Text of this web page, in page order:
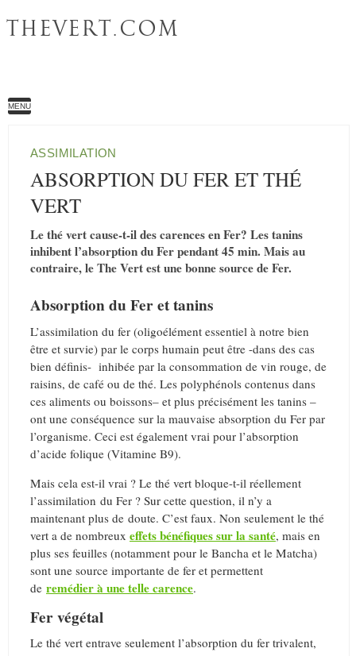
THEVERT.COM
MENU
ASSIMILATION
ABSORPTION DU FER ET THÉ
VERT
Le thé vert cause-t-il des carences en Fer? Les tanins
inhibent l’absorption du Fer pendant 45 min. Mais au
contraire, le The Vert est une bonne source de Fer.
Absorption du Fer et tanins
L’assimilation du fer (oligoélément essentiel à notre bien
être et survie) par le corps humain peut être -dans des cas
bien définis- inhibée par la consommation de vin rouge, de
raisins, de café ou de thé. Les polyphénols contenus dans
ces aliments ou boissons– et plus précisément les tanins –
ont une conséquence sur la mauvaise absorption du Fer par
l’organisme. Ceci est également vrai pour l’absorption
d’acide folique (Vitamine B9).
Mais cela est-il vrai ? Le thé vert bloque-t-il réellement
l’assimilation du Fer ? Sur cette question, il n’y a
maintenant plus de doute. C’est faux. Non seulement le thé
vert a de nombreux effets bénéfiques sur la santé, mais en
plus ses feuilles (notamment pour le Bancha et le Matcha)
sont une source importante de fer et permettent
de remédier à une telle carence.
Fer végétal
Le thé vert entrave seulement l’absorption du fer trivalent,